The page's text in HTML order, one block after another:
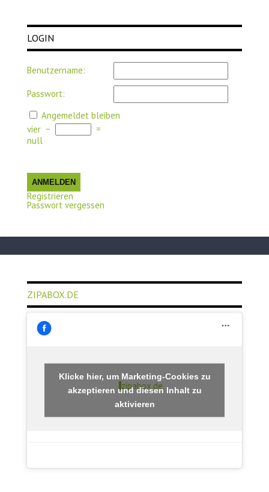
LOGIN
Benutzername:
Passwort:
Angemeldet bleiben
vier −
=
null
ANMELDEN
Registrieren
Passwort vergessen
ZIPABOX.DE
zipabox.de
Klicke hier, um Marketing-Cookies zu
akzeptieren und diesen Inhalt zu
aktivieren